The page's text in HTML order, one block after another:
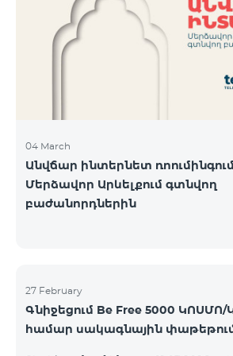
Կիրակի-08․03 Երևան Կենտրոն Իսակովի
պողոտա 3/7 09:00-18:00 09:00-18:00
Երևան Կենտրոն Խորենացու
04 March
Անվճար ինտերնետ ռոումինգում
Մերձավոր Արևելքում գտնվող
բաժանորդներին
27 February
Գնիջեցում Be Free 5000
համար սակագնային